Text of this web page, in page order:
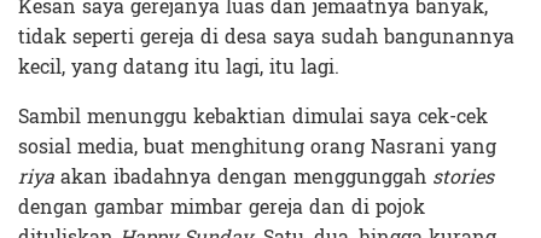
tidak seperti gereja di desa saya sudah bangunannya
kecil, yang datang itu lagi, itu lagi.
Sambil menunggu kebaktian dimulai saya cek-cek
sosial media, buat menghitung orang Nasrani yang
riyaakan ibadahnya dengan menggunggah stories
dengan gambar mimbar gereja dan di pojok